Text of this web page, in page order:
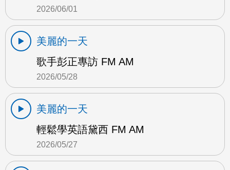
2026/06/01
美麗的一天
歌手彭正專訪 FM AM
2026/05/28
美麗的一天
輕鬆學英語黛西 FM AM
2026/05/27